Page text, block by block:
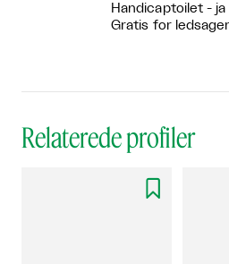
Handicaptoilet - ja
Gratis for
Relaterede profiler
